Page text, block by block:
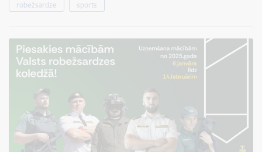
robežsardze sports